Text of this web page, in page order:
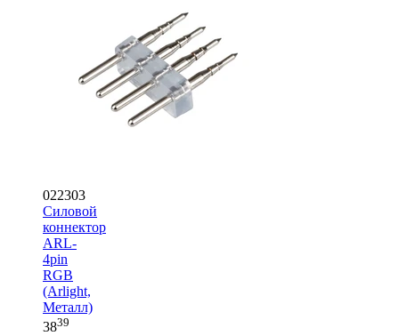
022303
Силовой
коннектор
ARL-
4pin
RGB
(Arlight,
Металл)
3839